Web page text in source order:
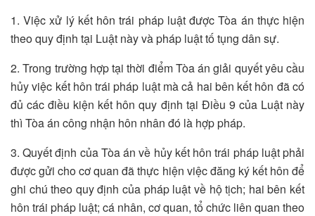
1. Việc xử lý kết hôn trái pháp luật được Tòa án thực hiện
theo quy định tại Luật này và pháp luật tố tụng dân sự.
2. Trong trường hợp tại thời điểm Tòa án giải quyết yêu cầu
hủy việc kết hôn trái pháp luật mà cả hai bên kết hôn đã có
đủ các điều kiện kết hôn quy định tại Điều 9 của Luật này
thì Tòa án công nhận hôn nhân đó là hợp pháp.
3. Quyết định của Tòa án về hủy kết hôn trái pháp luật phải
được gửi cho cơ quan đã thực hiện việc đăng ký kết hôn để
ghi chú theo quy định của pháp luật về hộ tịch; hai bên kết
hôn trái pháp luật; cá nhân, cơ quan, tổ chức liên quan theo